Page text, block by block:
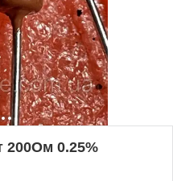
200Ом 0.25%